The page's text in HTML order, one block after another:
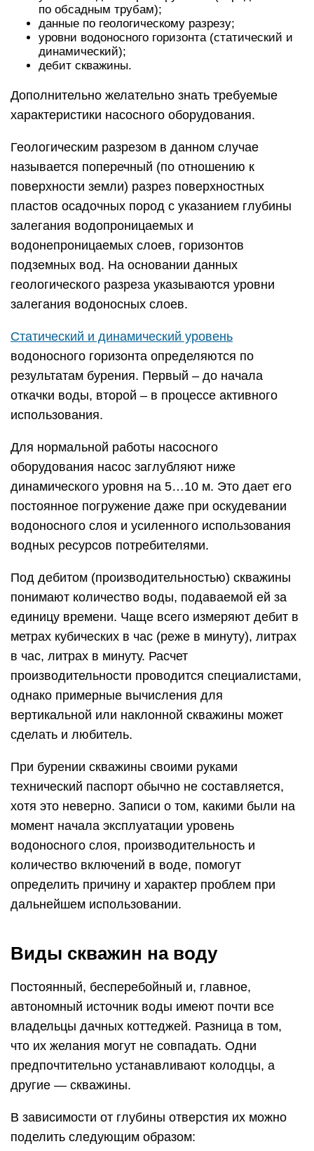
по обсадным трубам);
данные по геологическому разрезу;
уровни водоносного горизонта (статический и
динамический);
дебит скважины.
Дополнительно желательно знать требуемые
характеристики насосного оборудования.
Геологическим разрезом в данном случае
называется поперечный (по отношению к
поверхности земли) разрез поверхностных
пластов осадочных пород с указанием глубины
залегания водопроницаемых и
водонепроницаемых слоев, горизонтов
подземных вод. На основании данных
геологического разреза указываются уровни
залегания водоносных слоев.
Статический и динамический уровень
водоносного горизонта определяются по
результатам бурения. Первый – до начала
откачки воды, второй – в процессе активного
использования.
Для нормальной работы насосного
оборудования насос заглубляют ниже
динамического уровня на 5…10 м. Это дает его
постоянное погружение даже при оскудевании
водоносного слоя и усиленного использования
водных ресурсов потребителями.
Под дебитом (производительностью) скважины
понимают количество воды, подаваемой ей за
единицу времени. Чаще всего измеряют дебит в
метрах кубических в час (реже в минуту), литрах
в час, литрах в минуту. Расчет
производительности проводится специалистами,
однако примерные вычисления для
вертикальной или наклонной скважины может
сделать и любитель.
При бурении скважины своими руками
технический паспорт обычно не составляется,
хотя это неверно. Записи о том, какими были на
момент начала эксплуатации уровень
водоносного слоя, производительность и
количество включений в воде, помогут
определить причину и характер проблем при
дальнейшем использовании.
Виды скважин на воду
Постоянный, бесперебойный и, главное,
автономный источник воды имеют почти все
владельцы дачных коттеджей. Разница в том,
что их желания могут не совпадать. Одни
предпочтительно устанавливают колодцы, а
другие — скважины.
В зависимости от глубины отверстия их можно
поделить следующим образом: